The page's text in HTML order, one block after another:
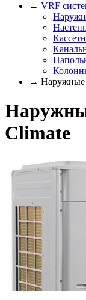
→ VRF
→ Наружные
Climate